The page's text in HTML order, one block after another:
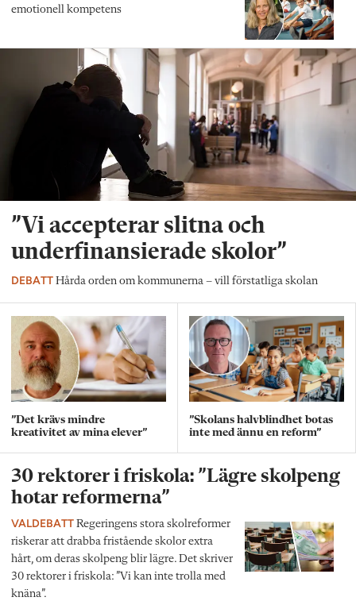
emotionell kompetens
”Vi accepterar slitna och
underfinansierade skolor”
DEBATT Hårda orden om kommunerna – vill förstatliga skolan
”Det krävs mindre
kreativitet av mina elever”
”Skolans halvblindhet botas
inte med ännu en reform”
30 rektorer i friskola: ”Lägre skolpeng
hotar reformerna”
VALDEBATT Regeringens stora skolreformer
riskerar att drabba fristående skolor extra
hårt, om deras skolpeng blir lägre. Det skriver
30 rektorer i friskola: ”Vi kan inte trolla med
knäna”.